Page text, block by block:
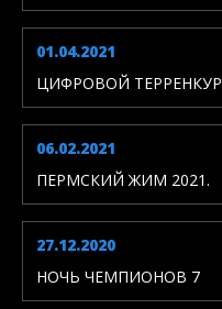
01.04.2021
ЦИФРОВОЙ ТЕРРЕНКУР
06.02.2021
ПЕРМСКИЙ ЖИМ 2021.
27.12.2020
НОЧЬ ЧЕМПИОНОВ 7